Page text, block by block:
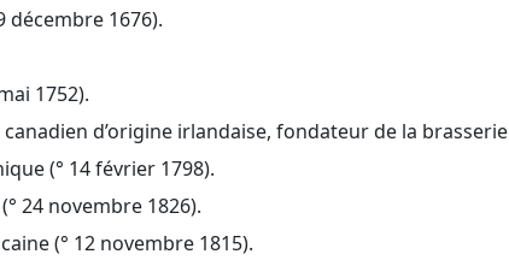
décembre 1676).
1752).
d’origine irlandaise, fondateur de la brasserie
(° 14 février 1798).
24 novembre 1826).
(° 12 novembre 1815).